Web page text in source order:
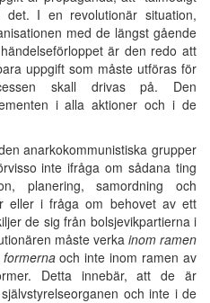
I en revolutionär situation,
med de längst gående
är den redo att
uppgift som måste utföras för
skall drivas på. Den
i alla aktioner och i de
anarkokommunistiska grupper
inte ifråga om sådana ting
planering, samordning och
eller i fråga om behovet av ett
de sig från bolsjevikpartierna i
måste verka inom ramen
och inte inom ramen av
Detta innebär, att de är
och inte i de